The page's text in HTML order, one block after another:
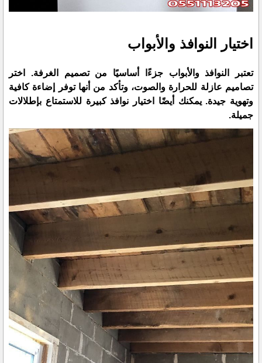
اختيار النوافذ والأبواب
تعتبر النوافذ والأبواب جزءًا أساسيًا من تصميم الغرفة. اختر
تصاميم عازلة للحرارة والصوت، وتأكد من أنها توفر إضاءة كافية
وتهوية جيدة. يمكنك أيضًا اختيار نوافذ كبيرة للاستمتاع بإطلالات
جميلة.